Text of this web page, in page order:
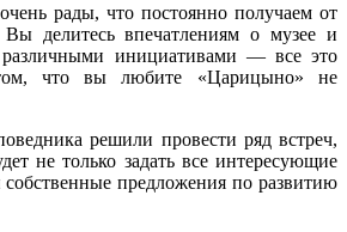
рады, что постоянно получаем от
Вы делитесь впечатлениям о музее и
различными инициативами — все это
том, что вы любите «Царицыно» не
решили провести ряд встреч,
не только задать все интересующие
предложения по развитию